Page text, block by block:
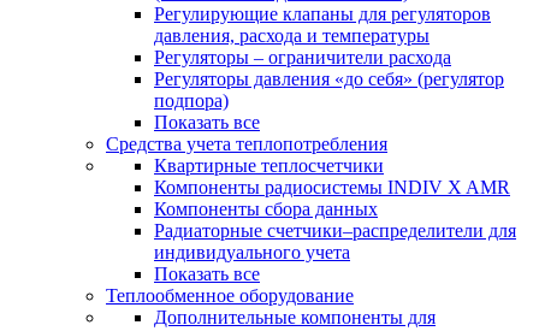
Регулирующие клапаны для регуляторов
давления, расхода и температуры
Регуляторы – ограничители расхода
Регуляторы давления «до себя» (регулятор
подпора)
Показать все
Средства учета теплопотребления
Квартирные теплосчетчики
Компоненты радиосистемы INDIV X AMR
Компоненты сбора данных
Радиаторные счетчики–распределители для
индивидуального учета
Показать все
Теплообменное оборудование
Дополнительные компоненты для